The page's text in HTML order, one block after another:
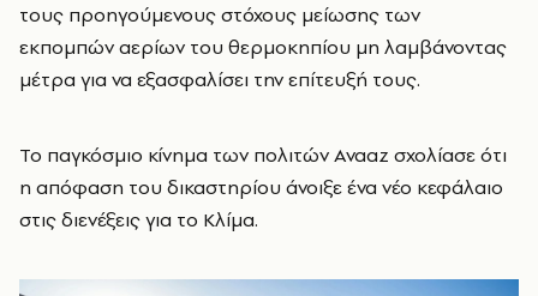
τους προηγούμενους στόχους μείωσης των
εκπομπών αερίων του θερμοκηπίου μη λαμβάνοντας
μέτρα για να εξασφαλίσει την επίτευξή τους.
Το παγκόσμιο κίνημα των πολιτών Avaaz σχολίασε ότι
η απόφαση του δικαστηρίου άνοιξε ένα νέο κεφάλαιο
στις διενέξεις για το Κλίμα.